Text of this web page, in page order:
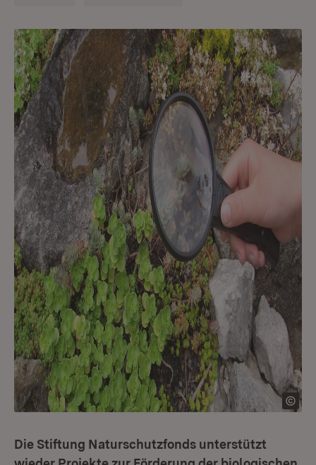
Die Stiftung Naturschutzfonds unterstützt